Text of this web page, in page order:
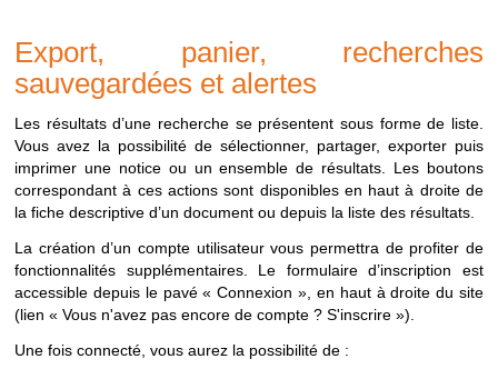
JURIDIQUE Menu"Ressources
> Veille juridique"
Recherche sur les
juridiques et articles
"Droit en pratique"
de la revue "Travail
et Sécurité"
VEILLE
"Produits
documentaires >
Bulletins de veille"
Recherche sur les
actualités et
bulletins de veille
diffusés
* Pour une recherche spécifique sur les documents INRS, nous
Export, panier, recherches
sauvegardées et alertes
Les résultats d’une recherche se présentent sous forme de liste.
Vous avez la possibilité de sélectionner, partager, exporter puis
imprimer une notice ou un ensemble de résultats. Les boutons
correspondant à ces actions sont disponibles en haut à droite de
la fiche descriptive d’un document ou depuis la liste des résultats.
La création d’un compte utilisateur vous permettra de profiter de
fonctionnalités supplémentaires. Le formulaire d’inscription est
accessible depuis le pavé « Connexion », en haut à droite du site
(lien « Vous n'avez pas encore de compte ? S'inscrire »).
Une fois connecté, vous aurez la possibilité de :